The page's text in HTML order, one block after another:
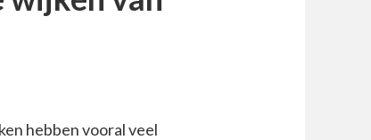
hebben vooral veel